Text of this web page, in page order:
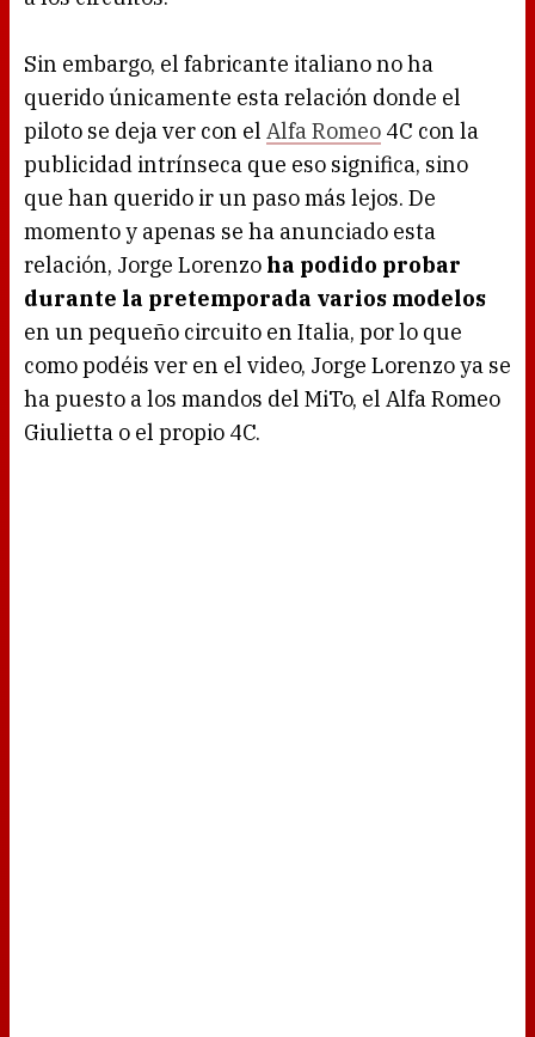
Sin embargo, el fabricante italiano no ha
querido únicamente esta relación donde el
piloto se deja ver con el Alfa Romeo 4C con la
publicidad intrínseca que eso significa, sino
que han querido ir un paso más lejos. De
momento y apenas se ha anunciado esta
relación, Jorge Lorenzo ha podido probar
durante la pretemporada varios modelos
en un pequeño circuito en Italia, por lo que
como podéis ver en el video, Jorge Lorenzo ya se
ha puesto a los mandos del MiTo, el Alfa Romeo
Giulietta o el propio 4C.